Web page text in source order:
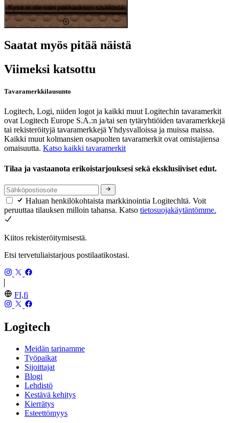
Kyse ei ole vain pakkauksen sisällöstä
Saatat myös pitää näistä
Viimeksi katsottu
Tavaramerkkilausunto
Logitech, Logi, niiden logot ja kaikki muut Logitechin tavaramerkit
ovat Logitech Europe S.A.:n ja/tai sen tytäryhtiöiden tavaramerkkejä
tai rekisteröityjä tavaramerkkejä Yhdysvalloissa ja muissa maissa.
Kaikki muut kolmansien osapuolten tavaramerkit ovat omistajiensa
omaisuutta. Katso kaikki tavaramerkit
Tilaa ja vastaanota erikoistarjouksesi sekä eksklusiiviset edut.
Haluan henkilökohtaista markkinointia Logitechltä. Voit
peruuttaa tilauksen milloin tahansa. Katso tietosuojakäytäntömme.
Kiitos rekisteröitymisestä.
Etsi tervetuliaistarjous postilaatikostasi.
FI,fi
Logitech
Meidän tarinamme
Työpaikat
Sijoittajat
Blogi
Lehdistö
Kestävä kehitys
Kierrätys
Esteettömyys